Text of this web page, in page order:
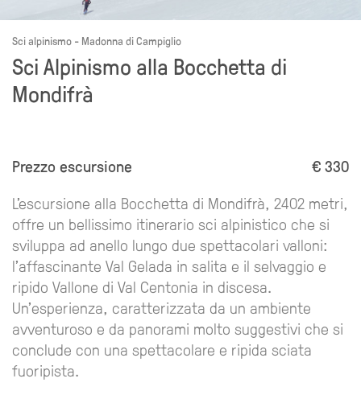
Sci alpinismo - Madonna di Campiglio
Sci Alpinismo alla Bocchetta di
Mondifrà
Prezzo escursione € 330
L’escursione alla Bocchetta di Mondifrà, 2402 metri,
offre un bellissimo itinerario sci alpinistico che si
sviluppa ad anello lungo due spettacolari valloni:
l'affascinante Val Gelada in salita e il selvaggio e
ripido Vallone di Val Centonia in discesa.
Un'esperienza, caratterizzata da un ambiente
avventuroso e da panorami molto suggestivi che si
conclude con una spettacolare e ripida sciata
fuoripista.